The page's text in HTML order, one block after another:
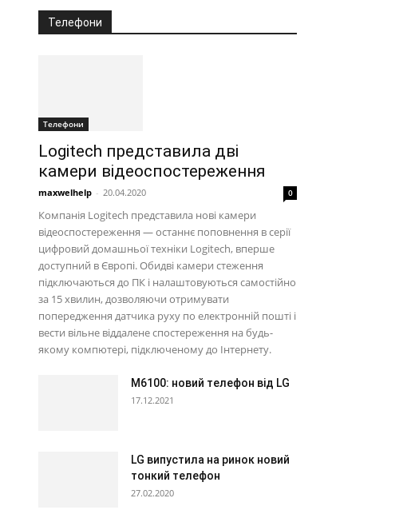
Телефони
Телефони
Logitech представила дві
камери відеоспостереження
maxwelhelp - 20.04.2020 0
Компанія Logitech представила нові камери
відеоспостереження — останнє поповнення в серії
цифровий домашньої техніки Logitech, вперше
доступний в Європі. Обидві камери стеження
підключаються до ПК і налаштовуються самостійно
за 15 хвилин, дозволяючи отримувати
попередження датчика руху по електронній пошті і
вести вільне віддалене спостереження на будь-
якому компютері, підключеному до Інтернету.
M6100: новий телефон від LG
17.12.2021
LG випустила на ринок новий
тонкий телефон
27.02.2020